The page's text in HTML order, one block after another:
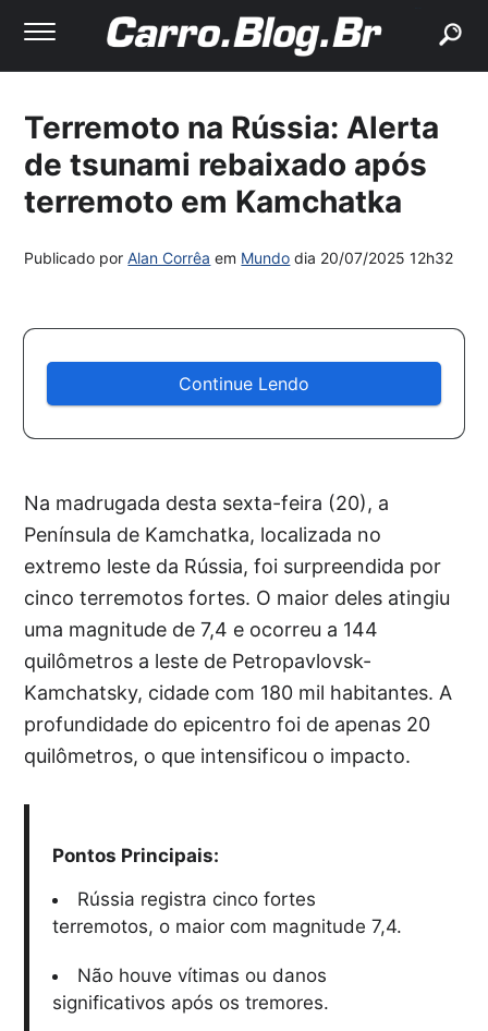
Terremoto na Rússia: Alerta
de tsunami rebaixado após
terremoto em Kamchatka
Publicado porAlan Corrêa em Mundo dia 20/07/2025 12h32
Continue Lendo
Na madrugada desta sexta-feira (20), a
Península de Kamchatka, localizada no
extremo leste da Rússia, foi surpreendida por
cinco terremotos fortes. O maior deles atingiu
uma magnitude de 7,4 e ocorreu a 144
quilômetros a leste de Petropavlovsk-
Kamchatsky, cidade com 180 mil habitantes. A
profundidade do epicentro foi de apenas 20
quilômetros, o que intensificou o impacto.
Pontos Principais:
Rússia registra cinco fortes
terremotos, o maior com magnitude 7,4.
Não houve vítimas ou danos
significativos após os tremores.